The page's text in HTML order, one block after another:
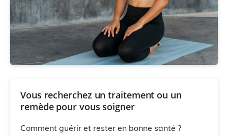
Vous recherchez un traitement ou un
remède pour vous soigner
Comment guérir et rester en bonne santé ?